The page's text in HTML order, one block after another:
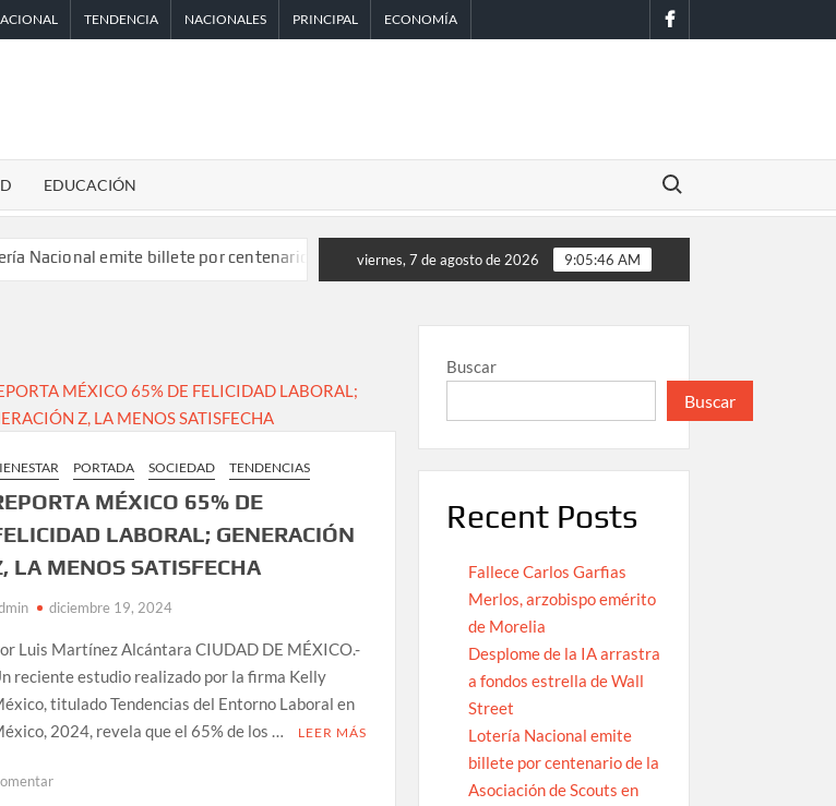
TENDENCIA NACIONALES PRINCIPAL ECONOMÍA facebook
EDUCACIÓN
Buscar:
billete por centenario de la Asociación de Scouts en México EE.UU. amplía revisión de redes
viernes, 7 de agosto de 2026 9:05:47 AM
PORTADA SOCIEDAD TENDENCIAS
MÉXICO 65% DE
LABORAL; GENERACIÓN
LA MENOS SATISFECHA
diciembre 19, 2024
Luis Martínez Alcántara CIUDAD DE MÉXICO.-
reciente estudio realizado por la firma Kelly
titulado Tendencias del Entorno Laboral en
2024, revela que el 65% de los …
LEER MÁS
en
Buscar
Buscar
Recent Posts
Fallece Carlos Garfias
Merlos, arzobispo emérito
de Morelia
Desplome de la IA arrastra
a fondos estrella de Wall
Street
Lotería Nacional emite
billete por centenario de la
Asociación de Scouts en